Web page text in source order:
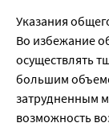
Указания
Во избежание
осуществлять
большим
затрудненным
возможность